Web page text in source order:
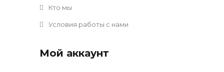
Кто мы
Условия работы с нами
Мой аккаунт